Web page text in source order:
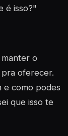
é isso?"
o
oferecer.
e como podes
que isso te